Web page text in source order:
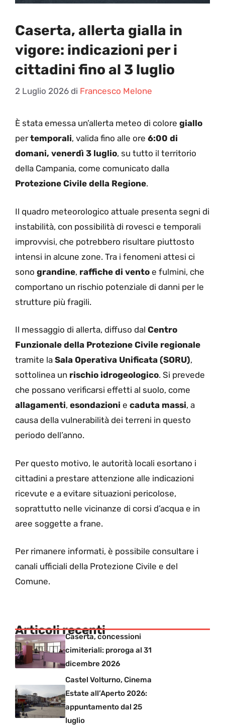
Caserta, allerta gialla in
vigore: indicazioni per i
cittadini fino al 3 luglio
2 Luglio 2026 di Francesco Melone
È stata emessa un’allerta meteo di colore giallo
pertemporali, valida fino alle ore 6:00 di
domani, venerdì 3 luglio, su tutto il territorio
della Campania, come comunicato dalla
Protezione Civile della Regione.
Il quadro meteorologico attuale presenta segni di
instabilità, con possibilità di rovesci e temporali
improvvisi, che potrebbero risultare piuttosto
intensi in alcune zone. Tra i fenomeni attesi ci
sono grandine, raffiche di vento e fulmini, che
comportano un rischio potenziale di danni per le
strutture più fragili.
Il messaggio di allerta, diffuso dal Centro
Funzionale della Protezione Civile regionale
tramite la Sala Operativa Unificata (SORU),
sottolinea un rischio idrogeologico. Si prevede
che possano verificarsi effetti al suolo, come
allagamenti, esondazioni e caduta massi, a
causa della vulnerabilità dei terreni in questo
periodo dell’anno.
Per questo motivo, le autorità locali esortano i
cittadini a prestare attenzione alle indicazioni
ricevute e a evitare situazioni pericolose,
soprattutto nelle vicinanze di corsi d’acqua e in
aree soggette a frane.
Per rimanere informati, è possibile consultare i
canali ufficiali della Protezione Civile e del
Comune.
Articoli recenti
Caserta, concessioni
cimiteriali: proroga al 31
dicembre 2026
Castel Volturno, Cinema
Estate all’Aperto 2026:
appuntamento dal 25
luglio